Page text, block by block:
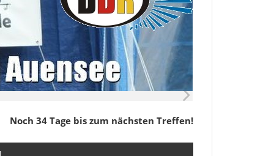
Noch 34 Tage bis zum nächsten Treffen!